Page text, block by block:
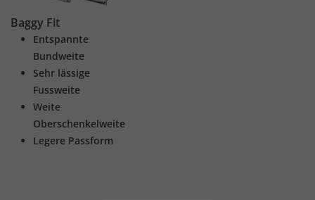
Baggy Fit
Entspannte
Bundweite
Sehr lässige
Fussweite
Weite
Oberschenkelweite
Legere Passform